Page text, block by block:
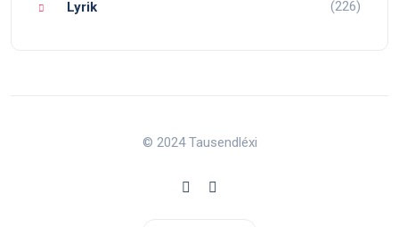
Lyrik (226)
© 2024 Tausendléxi